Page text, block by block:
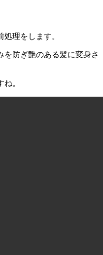
理をします。
を防ぎ艶のある髪に変身さ
。